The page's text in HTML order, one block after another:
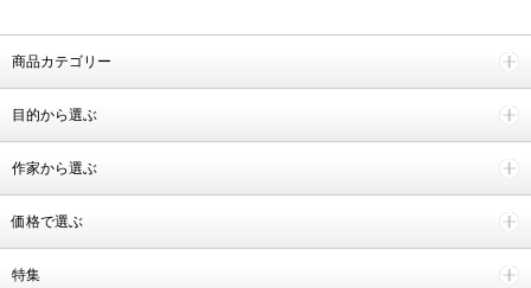
商品カテゴリー
目的から選ぶ
作家から選ぶ
価格で選ぶ
特集